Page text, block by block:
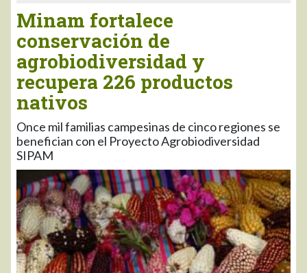
Minam fortalece
conservación de
agrobiodiversidad y
recupera 226 productos
nativos
Once mil familias campesinas de cinco regiones se
benefician con el Proyecto Agrobiodiversidad
SIPAM